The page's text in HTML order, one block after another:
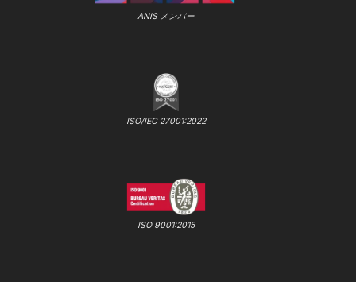
ANIS メンバー
ISO/IEC 27001:2022
ISO 9001:2015